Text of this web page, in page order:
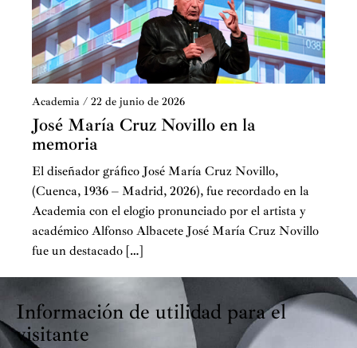
Academia / 22 de junio de 2026
José María Cruz Novillo en la
memoria
El diseñador gráfico José María Cruz Novillo,
(Cuenca, 1936 – Madrid, 2026), fue recordado en la
Academia con el elogio pronunciado por el artista y
académico Alfonso Albacete José María Cruz Novillo
fue un destacado […]
Información de utilidad para el
visitante